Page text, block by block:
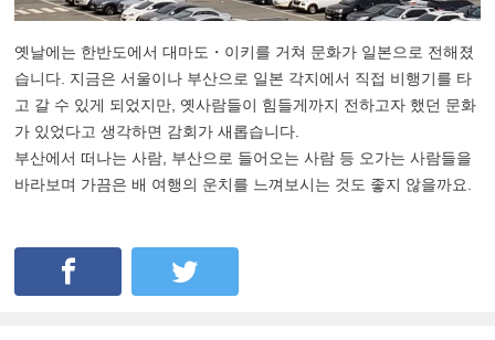
옛날에는 한반도에서 대마도・이키를 거쳐 문화가 일본으로 전해졌
습니다. 지금은 서울이나 부산으로 일본 각지에서 직접 비행기를 타
고 갈 수 있게 되었지만, 옛사람들이 힘들게까지 전하고자 했던 문화
가 있었다고 생각하면 감회가 새롭습니다.
부산에서 떠나는 사람, 부산으로 들어오는 사람 등 오가는 사람들을
바라보며 가끔은 배 여행의 운치를 느껴보시는 것도 좋지 않을까요.